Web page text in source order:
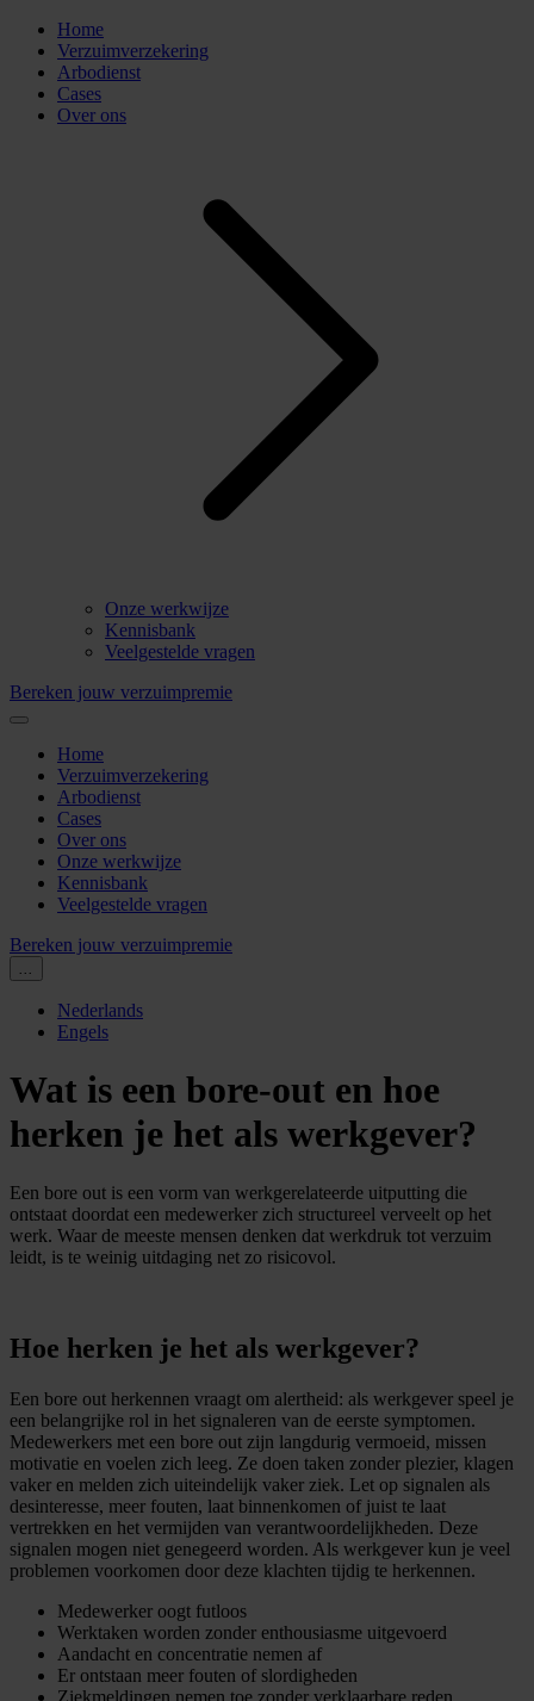
Home
Verzuimverzekering
Arbodienst
Cases
Over ons
Onze werkwijze
Kennisbank
Veelgestelde vragen
Bereken jouw verzuimpremie
Home
Verzuimverzekering
Arbodienst
Cases
Over ons
Onze werkwijze
Kennisbank
Veelgestelde vragen
Bereken jouw verzuimpremie
...
Nederlands
Engels
Wat is een bore-out en hoe
herken je het als werkgever?
Een bore out is een vorm van werkgerelateerde uitputting die
ontstaat doordat een medewerker zich structureel verveelt op het
werk. Waar de meeste mensen denken dat werkdruk tot verzuim
leidt, is te weinig uitdaging net zo risicovol.
Hoe herken je het als werkgever?
Een bore out herkennen vraagt om alertheid: als werkgever speel je
een belangrijke rol in het signaleren van de eerste symptomen.
Medewerkers met een bore out zijn langdurig vermoeid, missen
motivatie en voelen zich leeg. Ze doen taken zonder plezier, klagen
vaker en melden zich uiteindelijk vaker ziek. Let op signalen als
desinteresse, meer fouten, laat binnenkomen of juist te laat
vertrekken en het vermijden van verantwoordelijkheden. Deze
signalen mogen niet genegeerd worden. Als werkgever kun je veel
problemen voorkomen door deze klachten tijdig te herkennen.
Medewerker oogt futloos
Werktaken worden zonder enthousiasme uitgevoerd
Aandacht en concentratie nemen af
Er ontstaan meer fouten of slordigheden
Ziekmeldingen nemen toe zonder verklaarbare reden